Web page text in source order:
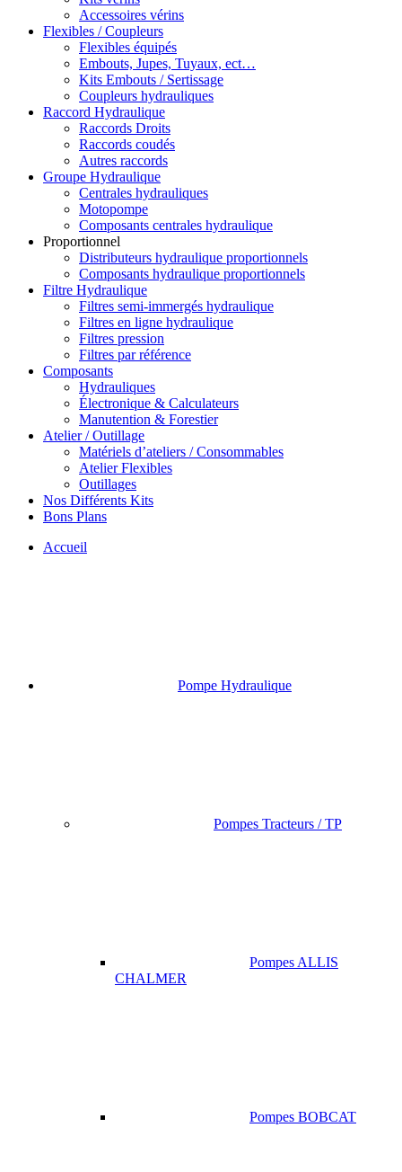
Accessoires vérins
Flexibles / Coupleurs
Flexibles équipés
Embouts, Jupes, Tuyaux, ect…
Kits Embouts / Sertissage
Coupleurs hydrauliques
Raccord Hydraulique
Raccords Droits
Raccords coudés
Autres raccords
Groupe Hydraulique
Centrales hydrauliques
Motopompe
Composants centrales hydraulique
Proportionnel
Distributeurs hydraulique proportionnels
Composants hydraulique proportionnels
Filtre Hydraulique
Filtres semi-immergés hydraulique
Filtres en ligne hydraulique
Filtres pression
Filtres par référence
Composants
Hydrauliques
Électronique & Calculateurs
Manutention & Forestier
Atelier / Outillage
Matériels d’ateliers / Consommables
Atelier Flexibles
Outillages
Nos Différents Kits
Bons Plans
Accueil
Pompe Hydraulique
Pompes Tracteurs / TP
Pompes ALLIS
CHALMER
Pompes BOBCAT